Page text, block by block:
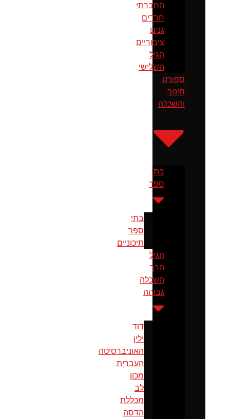
החברתי
חרדים
גנים
ציבוריים
הגיל
השלישי
ספורט
חינוך
והשכלה
בתי
ספר
בתי
ספר
תיכוניים
הגיל
הרך
השכלה
גבוהה
דוד
ילין
האוניברסיטה
העברית
מכון
לב
מכללת
הדסה